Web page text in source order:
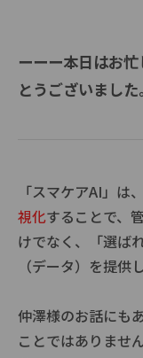
ーーー本日はお
とうございました。
「スマケアAI」は、
視化することで、
けでなく、「選ば
（データ）を提供
仲澤様のお話にも
ことではありません